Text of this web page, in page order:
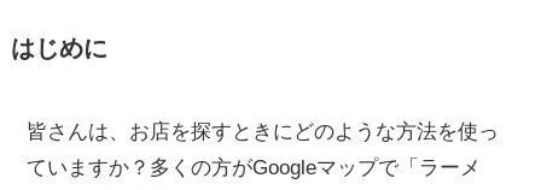
はじめに
皆さんは、お店を探すときにどのような方法を使っ
ていますか？多くの方がGoogleマップで「ラーメ